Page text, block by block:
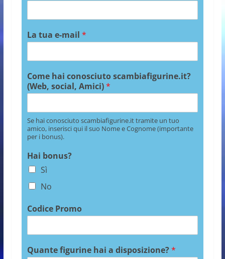
La tua e-mail *
Come hai conosciuto scambiafigurine.it?
(Web, social, Amici)*
Se hai conosciuto scambiafigurine.it tramite un tuo
amico, inserisci qui il suo Nome e Cognome (importante
per i bonus).
Hai bonus?
Sì
No
Codice Promo
Quante figurine hai a disposizione?*